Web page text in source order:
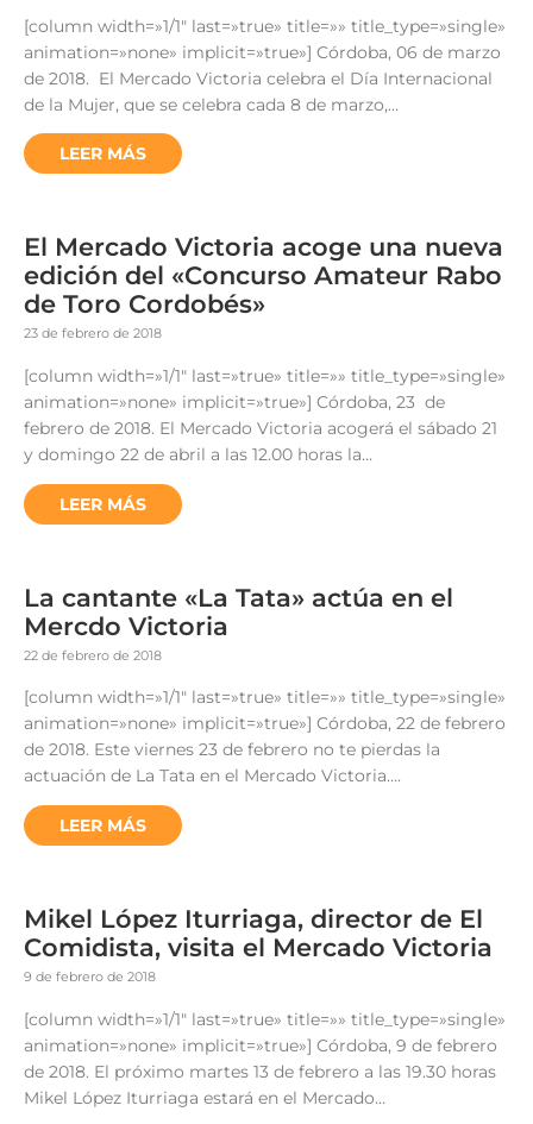
[column width=»1/1″ last=»true» title=»» title_type=»single»
animation=»none» implicit=»true»] Córdoba, 06 de marzo
de 2018. El Mercado Victoria celebra el Día Internacional
de la Mujer, que se celebra cada 8 de marzo,…
LEER MÁS
El Mercado Victoria acoge una nueva
edición del «Concurso Amateur Rabo
de Toro Cordobés»
23 de febrero de 2018
[column width=»1/1″ last=»true» title=»» title_type=»single»
animation=»none» implicit=»true»] Córdoba, 23 de
febrero de 2018. El Mercado Victoria acogerá el sábado 21
y domingo 22 de abril a las 12.00 horas la…
LEER MÁS
La cantante «La Tata» actúa en el
Mercdo Victoria
22 de febrero de 2018
[column width=»1/1″ last=»true» title=»» title_type=»single»
animation=»none» implicit=»true»] Córdoba, 22 de febrero
de 2018. Este viernes 23 de febrero no te pierdas la
actuación de La Tata en el Mercado Victoria….
LEER MÁS
Mikel López Iturriaga, director de El
Comidista, visita el Mercado Victoria
9 de febrero de 2018
[column width=»1/1″ last=»true» title=»» title_type=»single»
animation=»none» implicit=»true»] Córdoba, 9 de febrero
de 2018. El próximo martes 13 de febrero a las 19.30 horas
Mikel López Iturriaga estará en el Mercado…